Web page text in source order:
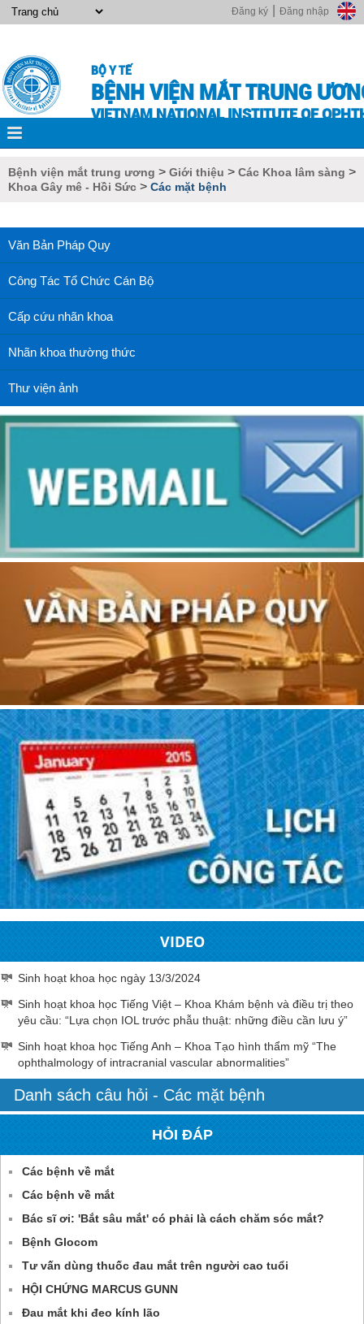
Đăng nhập
Đăng ký
BỘ Y TẾ
BỆNH VIỆN MẮT TRUNG
VIETNAM NATIONAL INSTITUTE OF
Bệnh viện mắt trung ương > Giới thiệu > Các Khoa lâm sàng >
Khoa Gây mê - Hồi Sức > Các mặt bệnh
Văn Bản Pháp Quy
Công Tác Tổ Chức Cán Bộ
Cấp cứu nhãn khoa
Nhãn khoa thường thức
Thư viện ảnh
VIDEO
Sinh hoạt khoa học ngày 13/3/2024
Sinh hoạt khoa học Tiếng Việt – Khoa Khám bệnh và điều trị theo
yêu cầu: “Lựa chọn IOL trước phẫu thuật: những điều cần lưu ý”
Sinh hoạt khoa học Tiếng Anh – Khoa Tạo hình thẩm mỹ “The
ophthalmology of intracranial vascular abnormalities”
Danh sách câu hỏi - Các mặt bệnh
HỎI ĐÁP
Các bệnh về mắt
Các bệnh về mắt
Bác sĩ ơi: 'Bắt sâu mắt' có phải là cách chăm sóc mắt?
Bệnh Glocom
Tư vấn dùng thuốc đau mắt trên người cao tuổi
HỘI CHỨNG MARCUS GUNN
Đau mắt khi đeo kính lão